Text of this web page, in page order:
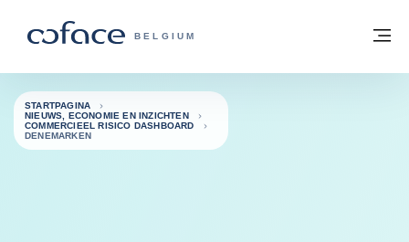
COFACE, FOR TRADE - GROEP
BELGIUM
Terug naar startpagina
STARTPAGINA
NIEUWS, ECONOMIE EN INZICHTEN
COMMERCIEEL RISICO DASHBOARD
DENEMARKEN